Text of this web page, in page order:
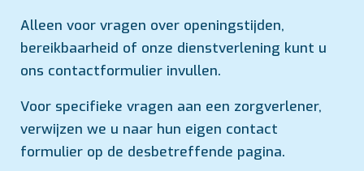
Alleen voor vragen over openingstijden,
bereikbaarheid of onze dienstverlening kunt u
ons contactformulier invullen.
Voor specifieke vragen aan een zorgverlener,
verwijzen we u naar hun eigen contact
formulier op de desbetreffende pagina.